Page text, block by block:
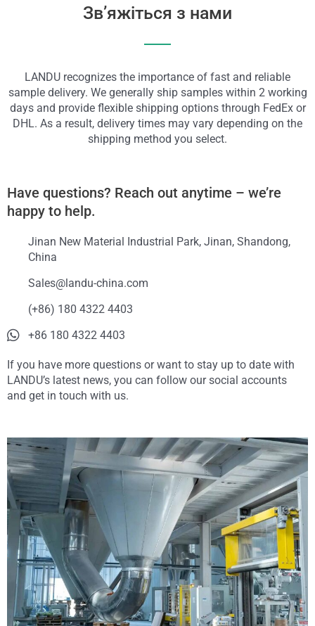
Зв’яжіться з нами
LANDU recognizes the importance of fast and reliable
sample delivery. We generally ship samples within 2 working
days and provide flexible shipping options through FedEx or
DHL. As a result, delivery times may vary depending on the
shipping method you select.
Have questions? Reach out anytime – we’re
happy to help.
Jinan New Material Industrial Park, Jinan, Shandong,
China
Sales@landu-china.com
(+86) 180 4322 4403
+86 180 4322 4403
If you have more questions or want to stay up to date with
LANDU’s latest news, you can follow our social accounts
and get in touch with us.